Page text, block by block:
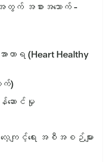
အတွက် အစားအသောက် -
ာဟာရ (Heart Healthy
က်)
ဆောင်မှု
ကျင့်ရေး အစီအစဉ်များ